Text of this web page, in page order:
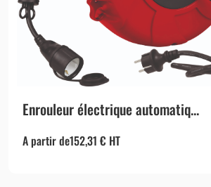
Enrouleur électrique automatiq...
A partir de152,31 € HT